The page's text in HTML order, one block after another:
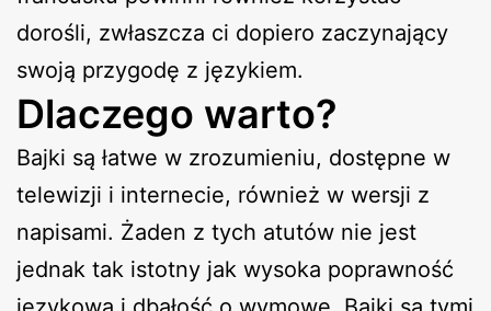
dorośli, zwłaszcza ci dopiero zaczynający
swoją przygodę z językiem.
Dlaczego warto?
Bajki są łatwe w zrozumieniu, dostępne w
telewizji i internecie, również w wersji z
napisami. Żaden z tych atutów nie jest
jednak tak istotny jak wysoka poprawność